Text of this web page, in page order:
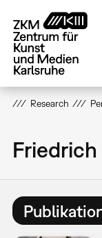
zum
Inhalt
Research